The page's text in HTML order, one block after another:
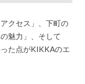
クセス」、下町の
魅力」、そして
った点がKIKKAのエ